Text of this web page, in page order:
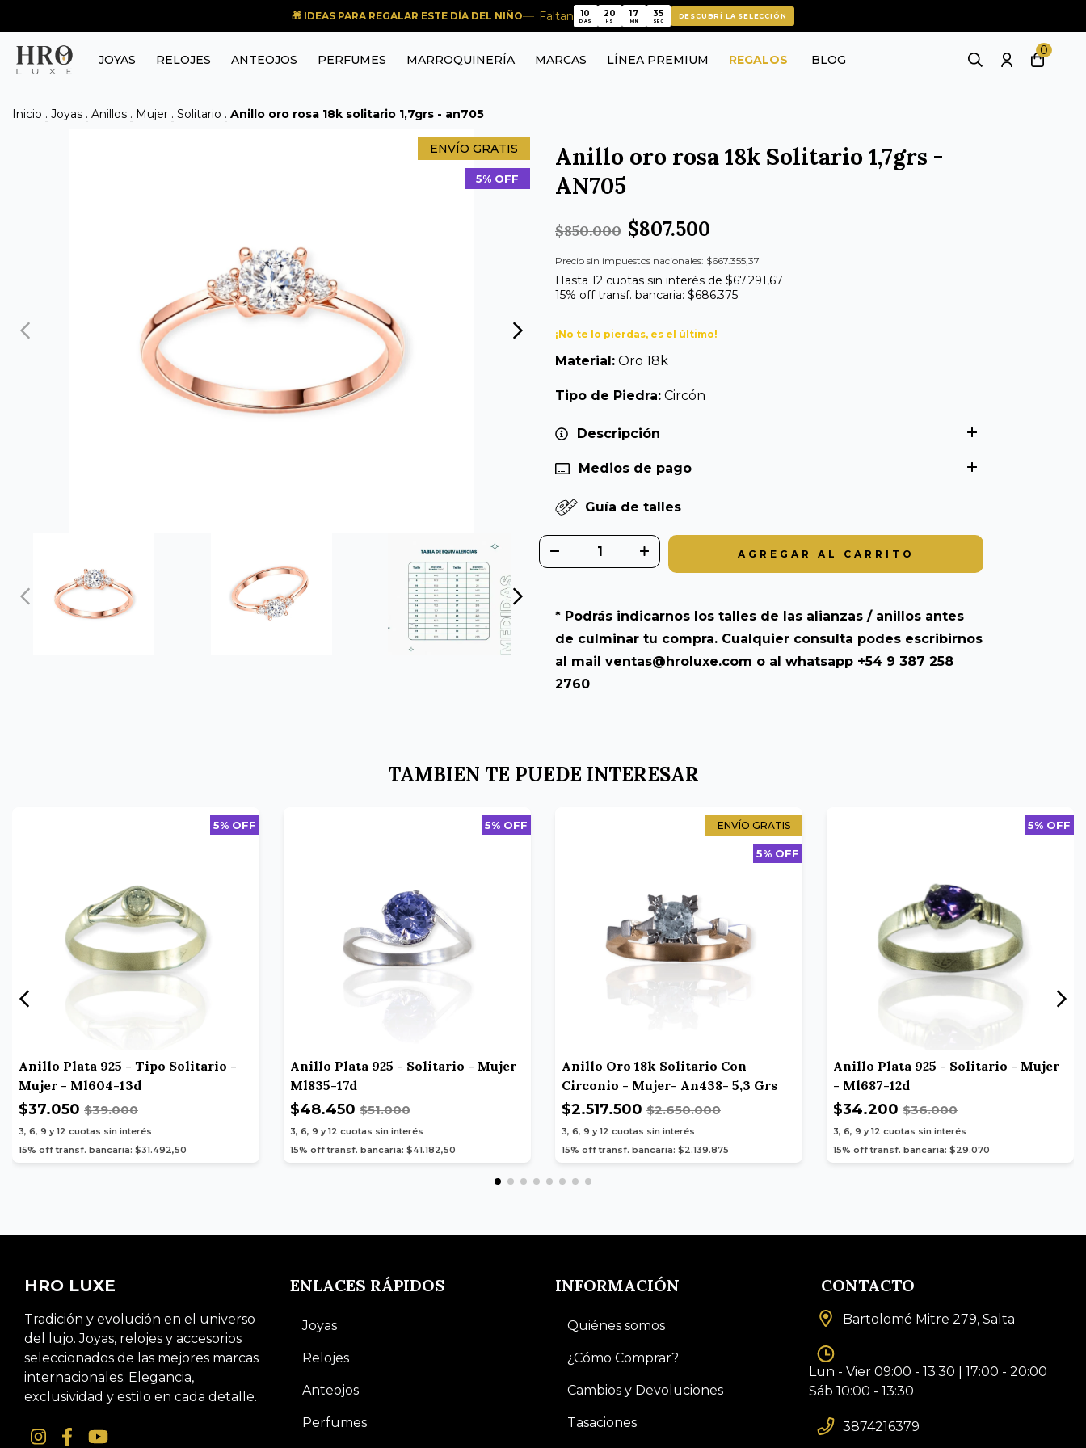
🎁 IDEAS PARA REGALAR ESTE DÍA DEL NIÑO Faltan
10
10
DÍAS
20
20
HS
17
17
MIN
34
34
SEG
DESCUBRÍ LA SELECCIÓN
JOYAS RELOJES ANTEOJOS PERFUMES MARROQUINERÍA MARCAS LÍNEA PREMIUM REGALOS BLOG
0
Inicio . Joyas . Anillos . Mujer . Solitario . Anillo oro rosa 18k solitario 1,7grs - an705
ENVÍO GRATIS
5% OFF
Anillo oro rosa 18k Solitario 1,7grs -
AN705
$850.000 $807.500
Precio sin impuestos nacionales: $667.355,37
Hasta 12 cuotas sin interés de $67.291,67
15% off transf. bancaria: $686.375
¡No te lo pierdas, es el último!
Material: Oro 18k
Tipo de Piedra: Circón
Descripción
Medios de pago
Guía de talles
* Podrás indicarnos los talles de las alianzas / anillos antes
de culminar tu compra. Cualquier consulta podes escribirnos
al mail ventas@hroluxe.com o al whatsapp +54 9 387 258
2760
TAMBIEN TE PUEDE INTERESAR
5% OFF
Anillo Plata 925 - Tipo Solitario -
Mujer - Ml604-13d
$37.050 $39.000
3, 6, 9 y 12 cuotas sin interés
15% off transf. bancaria: $31.492,50
5% OFF
Anillo Plata 925 - Solitario - Mujer
Ml835-17d
$48.450 $51.000
3, 6, 9 y 12 cuotas sin interés
15% off transf. bancaria: $41.182,50
ENVÍO GRATIS
5% OFF
Anillo Oro 18k Solitario Con
Circonio - Mujer- An438- 5,3 Grs
$2.517.500 $2.650.000
3, 6, 9 y 12 cuotas sin interés
15% off transf. bancaria: $2.139.875
5% OFF
Anillo Plata 925 - Solitario - Mujer
- Ml687-12d
$34.200 $36.000
3, 6, 9 y 12 cuotas sin interés
15% off transf. bancaria: $29.070
HRO LUXE
Tradición y evolución en el universo
del lujo. Joyas, relojes y accesorios
seleccionados de las mejores marcas
internacionales. Elegancia,
exclusividad y estilo en cada detalle.
ENLACES RÁPIDOS
Joyas
Relojes
Anteojos
Perfumes
INFORMACIÓN
Quiénes somos
¿Cómo Comprar?
Cambios y Devoluciones
Tasaciones
CONTACTO
Bartolomé Mitre 279, Salta
Lun - Vier 09:00 - 13:30 | 17:00 - 20:00
Sáb 10:00 - 13:30
3874216379